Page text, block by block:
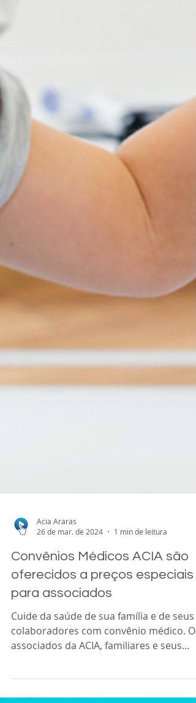
Acia Araras
26 de mar. de 2024
1 min de leitura
Convênios Médicos ACIA são
para associados
Cuide da saúde de sua família e de seus
associados da ACIA, familiares e seus